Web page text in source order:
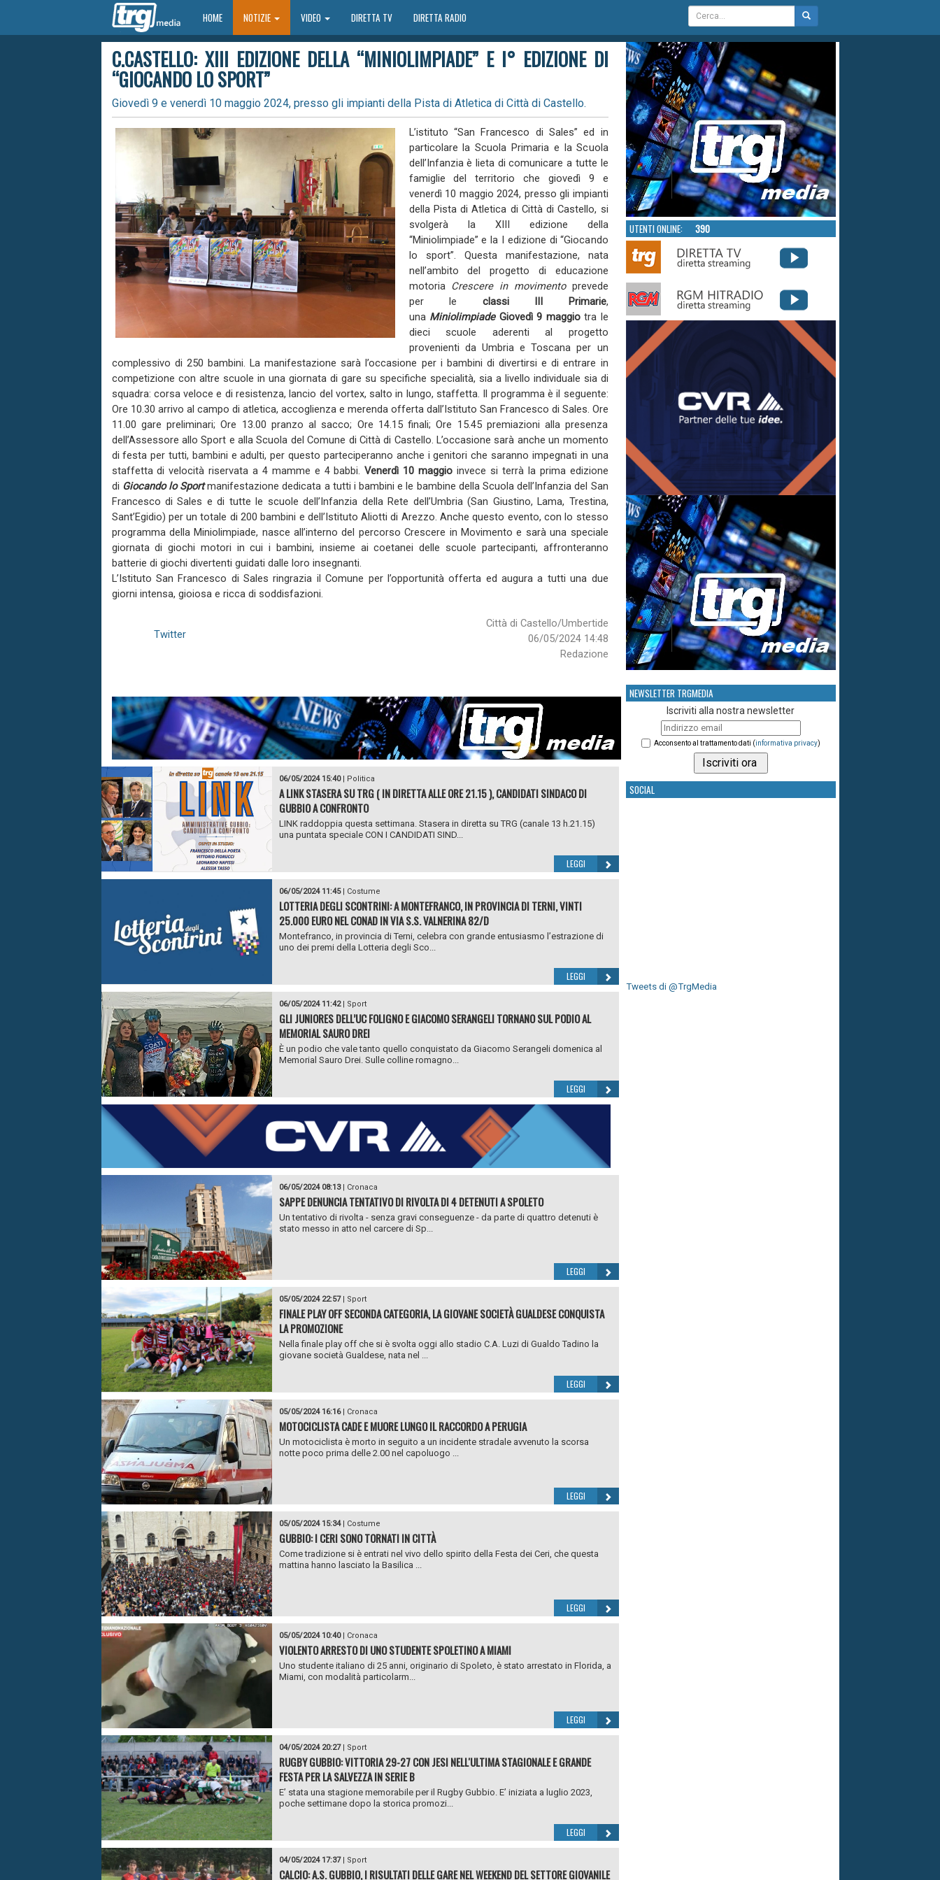
HOMEHOME NOTIZIE VIDEO DIRETTA TV DIRETTA RADIO
C.CASTELLO: XIII EDIZIONE DELLA “MINIOLIMPIADE” E I° EDIZIONE DI
“GIOCANDO LO SPORT”
Giovedì 9 e venerdì 10 maggio 2024, presso gli impianti della Pista di Atletica di Città di Castello.
L’istituto “San Francesco di Sales” ed in
particolare la Scuola Primaria e la Scuola
dell’Infanzia è lieta di comunicare a tutte le
famiglie del territorio che giovedì 9 e
venerdì 10 maggio 2024, presso gli impianti
della Pista di Atletica di Città di Castello, si
svolgerà la XIII edizione della
“Miniolimpiade” e la I edizione di “Giocando
lo sport”. Questa manifestazione, nata
nell’ambito del progetto di educazione
motoria Crescere in movimentoprevede
per le classi III Primarie,
una MiniolimpiadeGiovedì 9 maggio tra le
dieci scuole aderenti al progetto
provenienti da Umbria e Toscana per un
complessivo di 250 bambini. La manifestazione sarà l’occasione per i bambini di divertirsi e di entrare in
competizione con altre scuole in una giornata di gare su specifiche specialità, sia a livello individuale sia di
squadra: corsa veloce e di resistenza, lancio del vortex, salto in lungo, staffetta. Il programma è il seguente:
Ore 10.30 arrivo al campo di atletica, accoglienza e merenda offerta dall’Istituto San Francesco di Sales. Ore
11.00 gare preliminari; Ore 13.00 pranzo al sacco; Ore 14.15 finali; Ore 15.45 premiazioni alla presenza
dell’Assessore allo Sport e alla Scuola del Comune di Città di Castello. L’occasione sarà anche un momento
di festa per tutti, bambini e adulti, per questo parteciperanno anche i genitori che saranno impegnati in una
staffetta di velocità riservata a 4 mamme e 4 babbi.Venerdì 10 maggio invece si terrà la prima edizione
di Giocando lo Sportmanifestazione dedicata a tutti i bambini e le bambine della Scuola dell’Infanzia del San
Francesco di Sales e di tutte le scuole dell’Infanzia della Rete dell’Umbria (San Giustino, Lama, Trestina,
Sant’Egidio) per un totale di 200 bambini e dell’Istituto Aliotti di Arezzo. Anche questo evento, con lo stesso
programma della Miniolimpiade, nasce all’interno del percorso Crescere in Movimento e sarà una speciale
giornata di giochi motori in cui i bambini, insieme ai coetanei delle scuole partecipanti, affronteranno
batterie di giochi divertenti guidati dalle loro insegnanti.
L’Istituto San Francesco di Sales ringrazia il Comune per l’opportunità offerta ed augura a tutti una due
giorni intensa, gioiosa e ricca di soddisfazioni.
Città di Castello/Umbertide
06/05/2024 14:48
Redazione
Twitter
06/05/2024 15:40| Politica
A LINK STASERA SU TRG ( IN DIRETTA ALLE ORE 21.15 ), CANDIDATI SINDACO DI
GUBBIO A CONFRONTO
LINK raddoppia questa settimana. Stasera in diretta su TRG (canale 13 h.21.15)
una puntata speciale CON I CANDIDATI SIND...
LEGGI
06/05/2024 11:45| Costume
LOTTERIA DEGLI SCONTRINI: A MONTEFRANCO, IN PROVINCIA DI TERNI, VINTI
25.000 EURO NEL CONAD IN VIA S.S. VALNERINA 82/D
Montefranco, in provincia di Terni, celebra con grande entusiasmo l’estrazione di
uno dei premi della Lotteria degli Sco...
LEGGI
06/05/2024 11:42| Sport
GLI JUNIORES DELL’UC FOLIGNO E GIACOMO SERANGELI TORNANO SUL PODIO AL
MEMORIAL SAURO DREI
È un podio che vale tanto quello conquistato da Giacomo Serangeli domenica al
Memorial Sauro Drei. Sulle colline romagno...
LEGGI
06/05/2024 08:13| Cronaca
SAPPE DENUNCIA TENTATIVO DI RIVOLTA DI 4 DETENUTI A SPOLETO
Un tentativo di rivolta - senza gravi conseguenze - da parte di quattro detenuti è
stato messo in atto nel carcere di Sp...
LEGGI
05/05/2024 22:57| Sport
FINALE PLAY OFF SECONDA CATEGORIA, LA GIOVANE SOCIETÀ GUALDESE CONQUISTA
LA PROMOZIONE
Nella finale play off che si è svolta oggi allo stadio C.A. Luzi di Gualdo Tadino la
giovane società Gualdese, nata nel ...
LEGGI
05/05/2024 16:16| Cronaca
MOTOCICLISTA CADE E MUORE LUNGO IL RACCORDO A PERUGIA
Un motociclista è morto in seguito a un incidente stradale avvenuto la scorsa
notte poco prima delle 2.00 nel capoluogo ...
LEGGI
05/05/2024 15:34| Costume
GUBBIO: I CERI SONO TORNATI IN CITTÀ
Come tradizione si è entrati nel vivo dello spirito della Festa dei Ceri, che questa
mattina hanno lasciato la Basilica ...
LEGGI
05/05/2024 10:40| Cronaca
VIOLENTO ARRESTO DI UNO STUDENTE SPOLETINO A MIAMI
Uno studente italiano di 25 anni, originario di Spoleto, è stato arrestato in Florida, a
Miami, con modalità particolarm...
LEGGI
04/05/2024 20:27| Sport
RUGBY GUBBIO: VITTORIA 29-27 CON JESI NELL'ULTIMA STAGIONALE E GRANDE
FESTA PER LA SALVEZZA IN SERIE B
E’ stata una stagione memorabile per il Rugby Gubbio. E’ iniziata a luglio 2023,
poche settimane dopo la storica promozi...
LEGGI
04/05/2024 17:37| Sport
CALCIO: A.S. GUBBIO, I RISULTATI DELLE GARE NEL WEEKEND DEL SETTORE GIOVANILE
UTENTI ONLINE: 390
NEWSLETTER TRGMEDIA
Iscriviti alla nostra newsletter
Acconsento al trattamento dati (informativa privacy)
SOCIAL
Tweets di @TrgMedia